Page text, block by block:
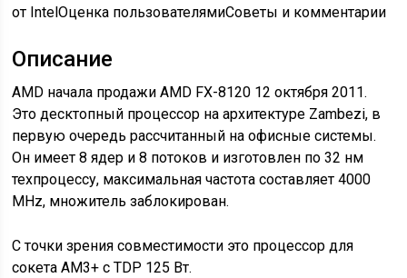
от IntelОценка пользователямиСоветы и комментарии
Описание
AMD начала продажи AMD FX-8120 12 октября 2011.
Это десктопный процессор на архитектуре Zambezi, в
первую очередь рассчитанный на офисные системы.
Он имеет 8 ядер и 8 потоков и изготовлен по 32 нм
техпроцессу, максимальная частота составляет 4000
MHz, множитель заблокирован.
С точки зрения совместимости это процессор для
сокета AM3+ с TDP 125 Вт.